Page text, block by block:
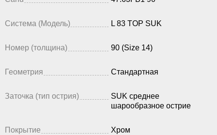
Система (Модель) L 83 TOP SUK
Номер (толщина) 90 (Size 14)
Геометрия Стандартная
Заточка (тип острия)
SUK среднее
шарообразное острие
Покрытие Хром